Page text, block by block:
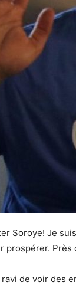
Soroye! Je
prospérer. Près
ravi de voir des